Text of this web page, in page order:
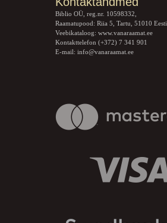
Biblio OÜ, reg.nr. 10598332,
Raamatupood: Riia 5, Tartu, 51010 Eesti
Veebikataloog: www.vanaraamat.ee
Kontakttelefon (+372) 7 341 901
E-mail: info@vanaraamat.ee